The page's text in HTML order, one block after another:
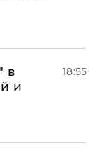
в
и
18:55